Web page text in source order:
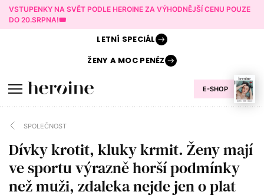
VSTUPENKY NA SVĚT PODLE HEROINE ZA VÝHODNĚJŠÍ CENU POUZE
DO 20.SRPNA!🎟️
E-SHOP
LETNÍ SPECIÁL
ŽENY AMOC PENĚZ
SPOLEČNOST
Dívky krotit, kluky krmit. Ženy mají
ve sportu výrazně horší podmínky
než muži, zdaleka nejde jen o plat